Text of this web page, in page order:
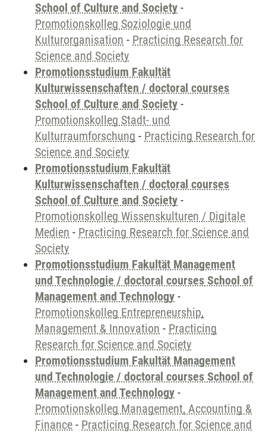
School of Culture and Society -
Promotionskolleg Soziologie und
Kulturorganisation - Practicing Research for
Science and Society
Promotionsstudium Fakultät
Kulturwissenschaften / doctoral courses
School of Culture and Society -
Promotionskolleg Stadt- und
Kulturraumforschung - Practicing Research for
Science and Society
Promotionsstudium Fakultät
Kulturwissenschaften / doctoral courses
School of Culture and Society -
Promotionskolleg Wissenskulturen / Digitale
Medien - Practicing Research for Science and
Society
Promotionsstudium Fakultät Management
und Technologie / doctoral courses School of
Management and Technology -
Promotionskolleg Entrepreneurship,
Management & Innovation - Practicing
Research for Science and Society
Promotionsstudium Fakultät Management
und Technologie / doctoral courses School of
Management and Technology -
Promotionskolleg Management, Accounting &
Finance - Practicing Research for Science and